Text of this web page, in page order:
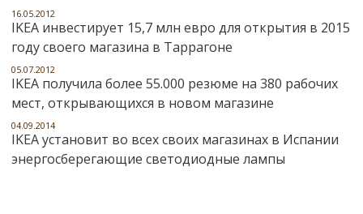
16.05.2012
IKEA инвестирует 15,7 млн евро для открытия в 2015
году своего магазина в Таррагоне
05.07.2012
IKEA получила более 55.000 резюме на 380 рабочих
мест, открывающихся в новом магазине
04.09.2014
IKEA установит во всех своих магазинах в Испании
энергосберегающие светодиодные лампы